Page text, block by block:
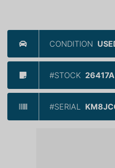
CONDITION
#STOCK 26417A
#SERIAL